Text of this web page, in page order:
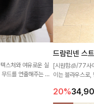
스처와 여유로운 실
드를 연출해주는 블
드람린넨 스
[시원함🧊/77사
이는 블라우스로,
20%